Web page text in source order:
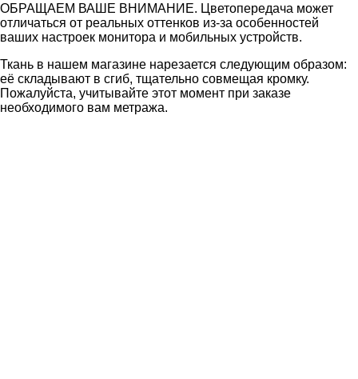
ОБРАЩАЕМ ВАШЕ ВНИМАНИЕ. Цветопередача может
отличаться от реальных оттенков из-за особенностей
ваших настроек монитора и мобильных устройств.
Ткань в нашем магазине нарезается следующим образом:
её складывают в сгиб, тщательно совмещая кромку.
Пожалуйста, учитывайте этот момент при заказе
необходимого вам метража.